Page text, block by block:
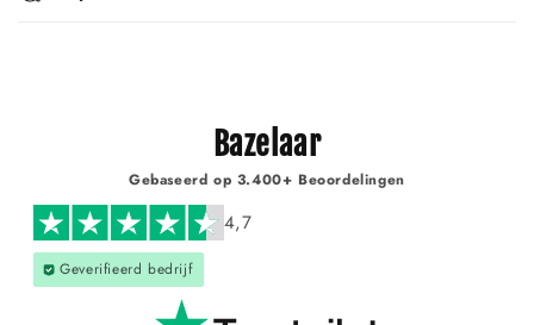
Bazelaar
Gebaseerd op 3.400+ Beoordelingen
4,7
Geverifieerd bedrijf